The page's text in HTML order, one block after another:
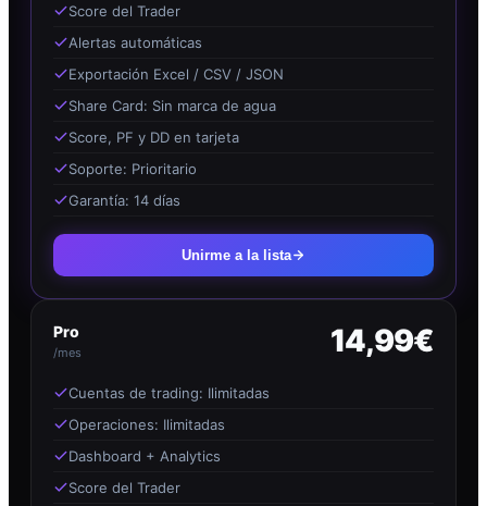
Score del Trader
Alertas automáticas
Exportación Excel / CSV / JSON
Share Card: Sin marca de agua
Score, PF y DD en tarjeta
Soporte: Prioritario
Garantía: 14 días
Unirme a la lista
Pro
/mes 14,99€
Cuentas de trading: Ilimitadas
Operaciones: Ilimitadas
Dashboard + Analytics
Score del Trader